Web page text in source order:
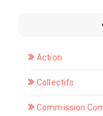
Action
Collectifs
Commission